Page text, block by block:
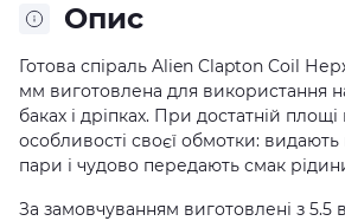
Опис
Готова спіраль Alien Clapton Coil
мм виготовлена для використання
баках і дріпках. При достатній
особливості своєї обмотки: видають
пари і чудово передають смак
За замовчуванням виготовлені з 5.5